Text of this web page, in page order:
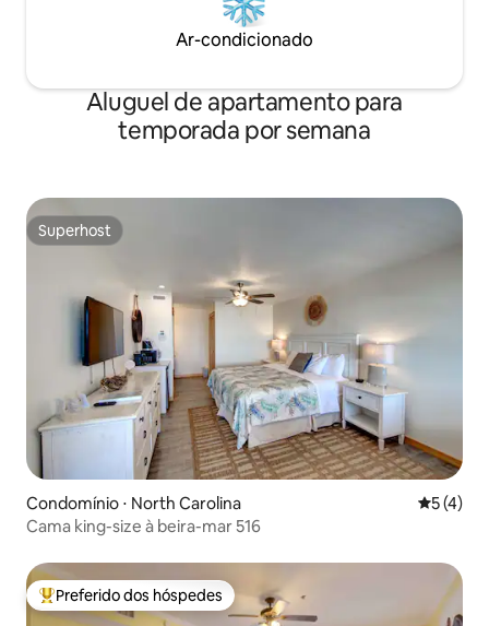
Ar-condicionado
Aluguel de apartamento para
temporada por semana
Superhost
Superhost
Condomínio ⋅ North Carolina 5 de
5 (4)
Cama king-size à beira-mar 516
Entre os melhores preferidos dos hóspedes
Preferido dos hóspedes